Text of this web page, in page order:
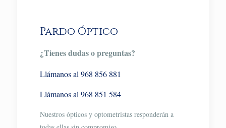
Pardo Óptico
¿Tienes dudas o preguntas?
Llámanos al 968 856 881
Llámanos al 968 851 584
Nuestros ópticos y optometristas responderán a